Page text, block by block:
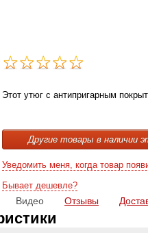
Этот утюг с антипригарным
Другие товары в наличии
Уведомить меня, когда товар
Бывает дешевле?
Видео Отзывы